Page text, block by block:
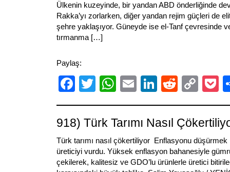
Ülkenin kuzeyinde, bir yandan ABD önderliğinde
Rakka’yı zorlarken, diğer yandan rejim güçleri de
şehre yaklaşıyor. Güneyde ise el-Tanf çevresinde
tırmanma […]
Paylaş:
Facebook
TwitterWhatsApp
EmailLinkedIn
Reddit
Link
918) Türk Tarımı Nasıl
Türk tarımı nasıl çökertiliyor Enflasyonu düşürmek
üreticiyi vurdu. Yüksek enflasyon bahanesiyle
çekilerek, kalitesiz ve GDO’lu ürünlerle üretici